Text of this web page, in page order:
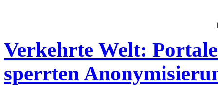
Verkehrte Welt:
sperrten